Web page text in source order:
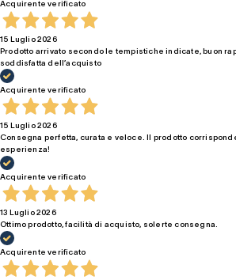
Acquirente verificato
15 Luglio 2026
Prodotto arrivato secondo le tempistiche indicate, buon
soddisfatta dell’acquisto
Acquirente verificato
15 Luglio 2026
Consegna perfetta, curata e veloce. Il prodotto
esperienza!
Acquirente verificato
13 Luglio 2026
Ottimo prodotto, facilità di acquisto, solerte consegna.
Acquirente verificato